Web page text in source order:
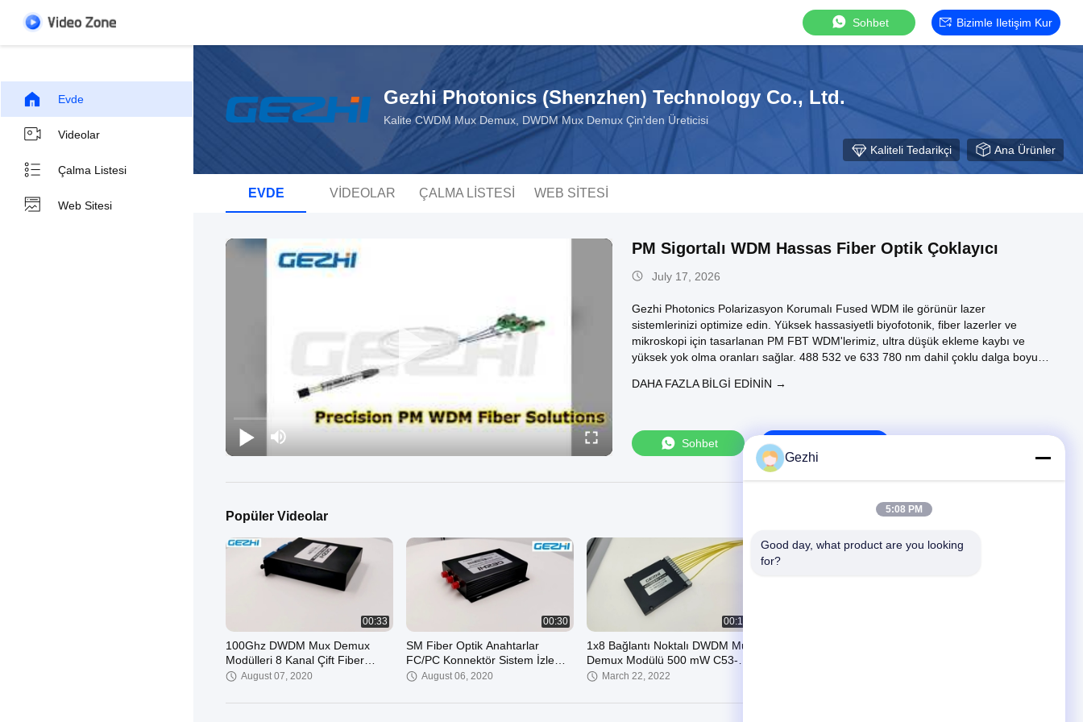
Sohbet Bizimle Iletişim Kur
Evde
Videolar
Çalma Listesi
Web Sitesi
Gezhi Photonics (Shenzhen) Technology Co., Ltd.
Kalite CWDM Mux Demux, DWDM Mux Demux Çin'den Üreticisi
Kaliteli Tedarikçi Ana Ürünler
EVDE VIDEOLAR ÇALMA LISTESI WEB SITESI
PM Sigortalı WDM Hassas Fiber Optik Çoklayıcı
July 17, 2026
Gezhi Photonics Polarizasyon Korumalı Fused WDM ile görünür lazer
sistemlerinizi optimize edin. Yüksek hassasiyetli biyofotonik, fiber lazerler ve
mikroskopi için tasarlanan PM FBT WDM'lerimiz, ultra düşük ekleme kaybı ve
yüksek yok olma oranları sağlar. 488 532 ve 633 780 nm dahil çoklu dalga boyu
endüstriyel ortamda istikrarlı, çift yönlü performans sağlar. Sorunsuz entegrasyon
sales@gezhi.net ile iletişime geçin.
DAHA FAZLA BILGI EDININ →
Sohbet
Popüler Videolar
00:33
100Ghz DWDM Mux Demux
Modülleri 8 Kanal Çift Fiber
LC/UPC
August 07, 2020
00:30
SM Fiber Optik Anahtarlar
FC/PC Konnektör Sistem İzleme
İçinAugust 06, 2020
00:10
1x8 Bağlantı Noktalı DWDM Mux
Demux Modülü 500 mW C53-
C60 Tek Fiber
March 22, 2022
Gezhi
5:08 PM
Good day, what product are you looking
for?